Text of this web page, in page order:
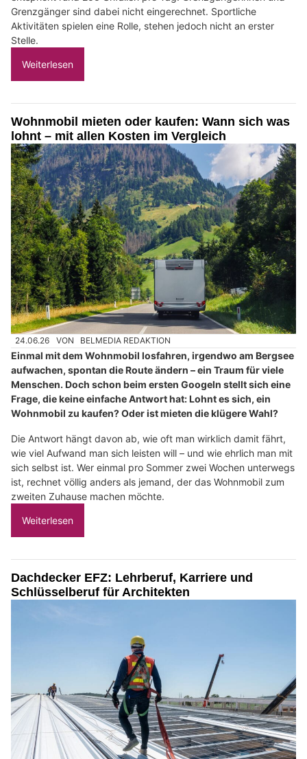
Grenzgänger sind dabei nicht eingerechnet. Sportliche
Aktivitäten spielen eine Rolle, stehen jedoch nicht an erster
Stelle.
Weiterlesen
Wohnmobil mieten oder kaufen: Wann sich was
lohnt – mit allen Kosten im Vergleich
24.06.26 VON BELMEDIA REDAKTION
Einmal mit dem Wohnmobil losfahren, irgendwo am Bergsee
aufwachen, spontan die Route ändern – ein Traum für viele
Menschen. Doch schon beim ersten Googeln stellt sich eine
Frage, die keine einfache Antwort hat: Lohnt es sich, ein
Wohnmobil zu kaufen? Oder ist mieten die klügere Wahl?
Die Antwort hängt davon ab, wie oft man wirklich damit fährt,
wie viel Aufwand man sich leisten will – und wie ehrlich man mit
sich selbst ist. Wer einmal pro Sommer zwei Wochen unterwegs
ist, rechnet völlig anders als jemand, der das Wohnmobil zum
zweiten Zuhause machen möchte.
Weiterlesen
Dachdecker EFZ: Lehrberuf, Karriere und
Schlüsselberuf für Architekten